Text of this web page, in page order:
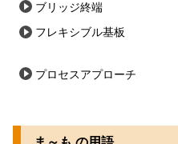
ブリッジ終端
フレキシブル基板
プロセスアプローチ